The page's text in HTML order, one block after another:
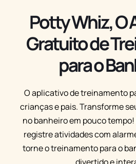
Potty Whiz, O
Gratuito de
para o
O aplicativo de treinamento
crianças e pais. Transforme
no banheiro em pouco
registre atividades com
torne o treinamento para o